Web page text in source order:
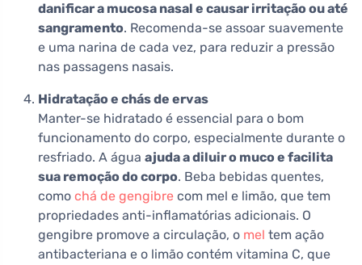
danificar a mucosa nasal e causar irritação ou até
sangramento. Recomenda-se assoar suavemente
e uma narina de cada vez, para reduzir a pressão
nas passagens nasais.
Hidratação e chás de ervas
Manter-se hidratado é essencial para o bom
funcionamento do corpo, especialmente durante o
resfriado. A água ajuda a diluir o muco e facilita
sua remoção do corpo. Beba bebidas quentes,
como chá de gengibre com mel e limão, que tem
propriedades anti-inflamatórias adicionais. O
gengibre promove a circulação, o mel tem ação
antibacteriana e o limão contém vitamina C, que